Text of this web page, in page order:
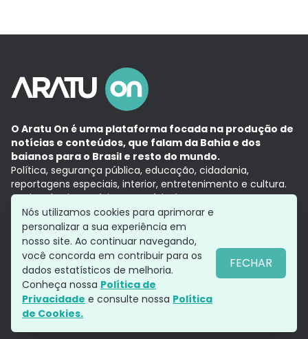
O Aratu On é uma plataforma focada na produção de
notícias e conteúdos, que falam da Bahia e dos
baianos para o Brasil e resto do mundo.
Política, segurança pública, educação, cidadania,
reportagens especiais, interior, entretenimento e cultura.
Aqui, tudo vira notícia e a notícia é no tempo presente,
com a credibilidade do Grupo Aratu.
Grupo Aratu
Política de privacidade
Siga-nos
Nós utilizamos cookies para aprimorar e
personalizar a sua experiência em
nosso site. Ao continuar navegando,
você concorda em contribuir para os
dados estatísticos de melhoria.
Conheça nossa Política de
Privacidade e consulte nossa Política
de Cookies.
FECHAR